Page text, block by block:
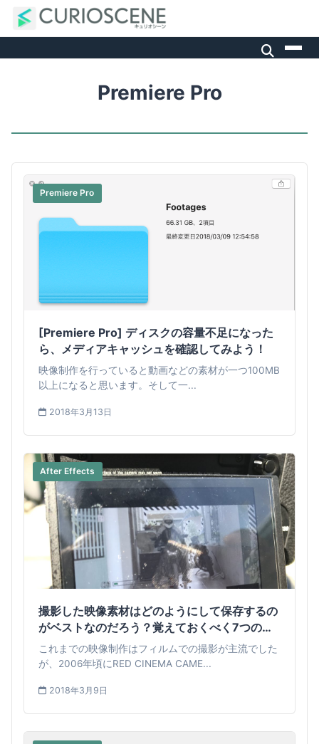
Premiere Pro
Premiere Pro
[Premiere Pro] ディスクの容量不足になった
ら、メディアキャッシュを確認してみよう！
映像制作を行っていると動画などの素材が一つ100MB
以上になると思います。そして一...
2018年3月13日
After Effects
撮影した映像素材はどのようにして保存するの
がベストなのだろう？覚えておくべく7つのこ
と
これまでの映像制作はフィルムでの撮影が主流でした
が、2006年頃にRED CINEMA CAME...
2018年3月9日